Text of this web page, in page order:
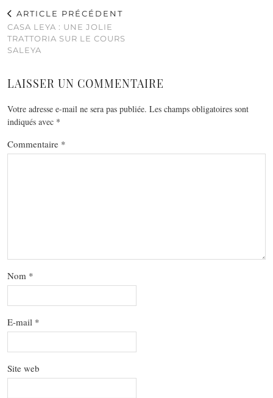
ARTICLE PRÉCÉDENT
CASA LEYA : UNE JOLIE
TRATTORIA SUR LE COURS
SALEYA
LAISSER UN COMMENTAIRE
Votre adresse e-mail ne sera pas publiée. Les champs obligatoires sont
indiqués avec *
Commentaire *
Nom *
E-mail *
Site web